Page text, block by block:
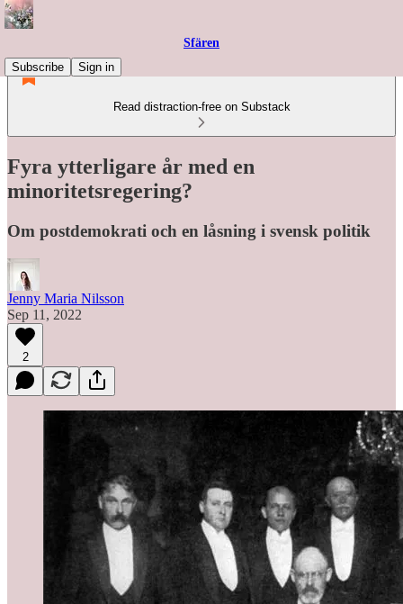
Sfären
Subscribe
Sign in
Read distraction-free on Substack
Fyra ytterligare år med en
minoritetsregering?
Om postdemokrati och en låsning i svensk politik
Jenny Maria Nilsson
Sep 11, 2022
2